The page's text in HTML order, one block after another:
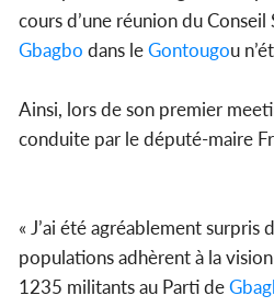
cours d’une réunion du
Gbagbo dans leGontougou
Ainsi, lors de son premier
conduite par le député-maire
« J’ai été agréablement surpris
populations adhèrent à la
1235 militants au Parti de